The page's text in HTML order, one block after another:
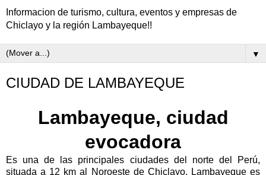
Informacion de turismo, cultura, eventos y empresas de
Chiclayo y la región Lambayeque!!
▼
CIUDAD DE LAMBAYEQUE
Lambayeque, ciudad
evocadora
Es una de las principales ciudades del norte del Perú,
situada a 12 km al Noroeste de Chiclayo. Lambayeque es